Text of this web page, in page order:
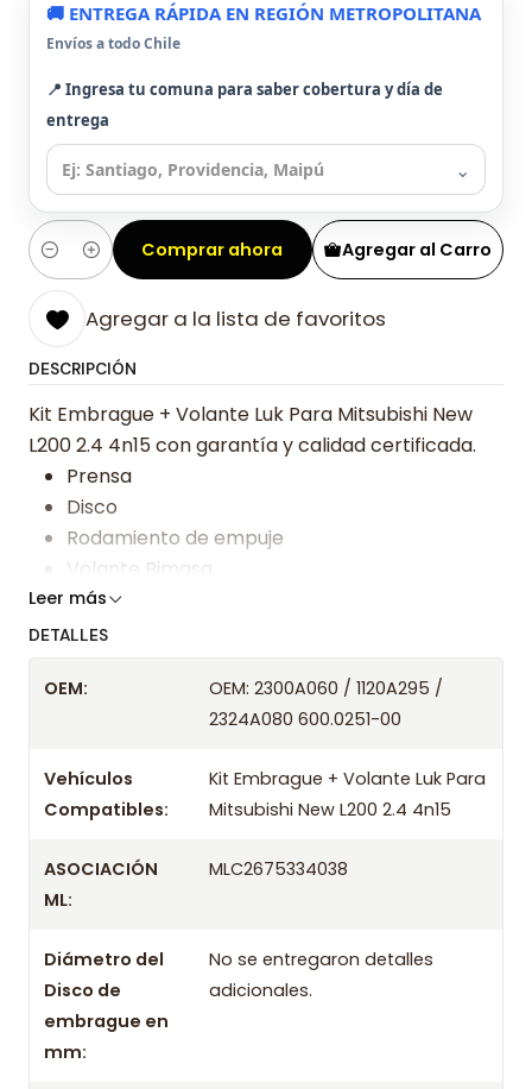
🚚 ENTREGA RÁPIDA EN REGIÓN METROPOLITANA
Envíos a todo Chile
📍 Ingresa tu comuna para saber cobertura y día de
entrega
⌄
Cantidad
Agregar al Carro
Comprar ahora
Agregar a la lista de favoritos
DESCRIPCIÓN
Kit Embrague + Volante Luk Para Mitsubishi New
L200 2.4 4n15 con garantía y calidad certificada.
Prensa
Disco
Rodamiento de empuje
Volante Bimasa
ofreciendo precios bajos y asesoría experta.
Despacharemos el producto con transportista en
tienda previo correo de confirmación.
2016
MITSUBISHI NEW L200 2.4 DIESEL MOTOR
2017
MITSUBISHI NEW L200 2.4 DIESEL MOTOR
4N15 2017
2018
MITSUBISHI NEW L200 2.4 DIESEL MOTOR
Leer más
DETALLES
OEM:
OEM: 2300A060 / 1120A295 /
2324A080 600.0251-00
Vehículos
Compatibles:
Kit Embrague + Volante Luk Para
Mitsubishi New L200 2.4 4n15
ASOCIACIÓN
ML:
MLC2675334038
Diámetro del
Disco de
embrague en
mm:
No se entregaron detalles
adicionales.